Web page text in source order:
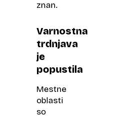
znan.
Varnostna
trdnjava
je
popustila
Mestne
oblasti
so